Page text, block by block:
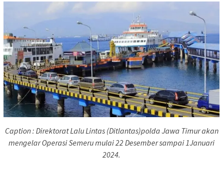
Caption : Direktorat Lalu Lintas (Ditlantas)polda Jawa Timur akan
mengelar Operasi Semeru mulai 22 Desember sampai 1Januari
2024.